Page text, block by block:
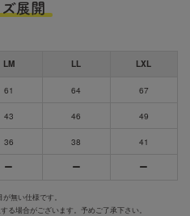
展開
LM LL LXL
61 64 67
43 46 49
36 38 41
無い仕様です。
る場合がございます。予めご了承下さい。